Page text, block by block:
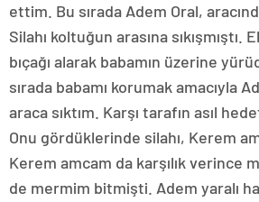
ettim. Bu sırada Adem Oral,
Silahı koltuğun arasına
bıçağı alarak babamın üzerine
sırada babamı korumak amacıyla
araca sıktım. Karşı tarafın asıl
Onu gördüklerinde silahı, Kerem
Kerem amcam da karşılık verince
de mermim bitmişti. Adem yaralı